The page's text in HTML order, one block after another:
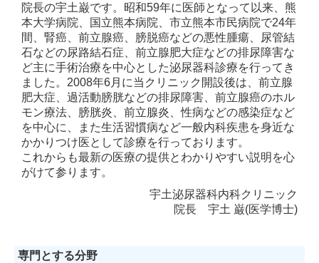
院長の宇土巌です。昭和59年に医師となって以来、熊
本大学病院、国立熊本病院、市立熊本市民病院で24年
間、腎癌、前立腺癌、膀脱癌などの悪性腫瘍、尿管結
石などの尿路結石症、前立腺肥大症などの排尿障害な
ど主に手術治療を中心とした泌尿器科診療を行ってき
ました。2008年6月に当クリニック開設後は、前立腺
肥大症、過活動膀胱などの排尿障害、前立腺癌のホル
モン療法、膀胱炎、前立腺炎、性病などの感染症など
を中心に、また生活習慣病など一般内科疾患を身近な
かかりつけ医として診療を行っております。
これからも最新の医療の提供とわかりやすい説明を心
がけて参ります。
宇土泌尿器科内科クリニック
院長 宇土 巌(医学博士)
専門とする分野